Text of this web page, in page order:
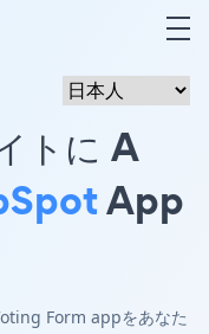
トに A
App
Form appをあなた